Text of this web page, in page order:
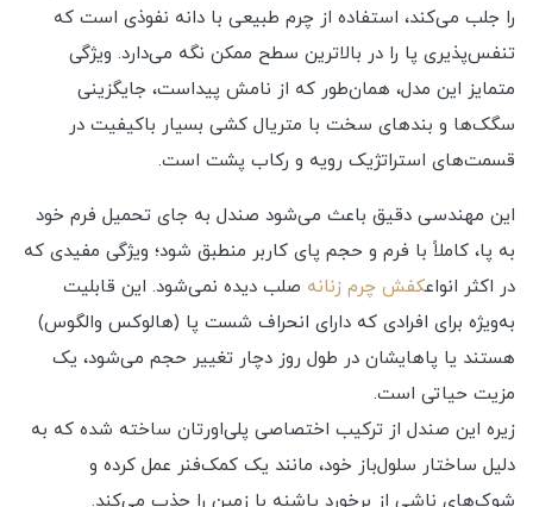
را جلب می‌کند، استفاده از چرم طبیعی با دانه نفوذی است که
تنفس‌پذیری پا را در بالاترین سطح ممکن نگه می‌دارد. ویژگی
متمایز این مدل، همان‌طور که از نامش پیداست، جایگزینی
سگک‌ها و بندهای سخت با متریال کشی بسیار باکیفیت در
قسمت‌های استراتژیک رویه و رکاب پشت است.
این مهندسی دقیق باعث می‌شود صندل به جای تحمیل فرم خود
به پا، کاملاً با فرم و حجم پای کاربر منطبق شود؛ ویژگی مفیدی که
در اکثر انواعکفش چرم زنانه صلب دیده نمی‌شود. این قابلیت
به‌ویژه برای افرادی که دارای انحراف شست پا (هالوکس والگوس)
هستند یا پاهایشان در طول روز دچار تغییر حجم می‌شود، یک
مزیت حیاتی است.
زیره این صندل از ترکیب اختصاصی پلی‌اورتان ساخته شده که به
دلیل ساختار سلول‌باز خود، مانند یک کمک‌فنر عمل کرده و
شوک‌های ناشی از برخورد پاشنه با زمین را جذب می‌کند.